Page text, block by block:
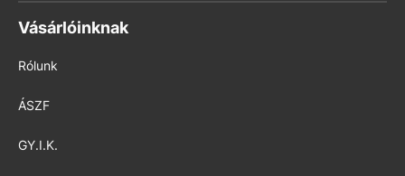
Vásárlóinknak
Rólunk
ÁSZF
GY.I.K.